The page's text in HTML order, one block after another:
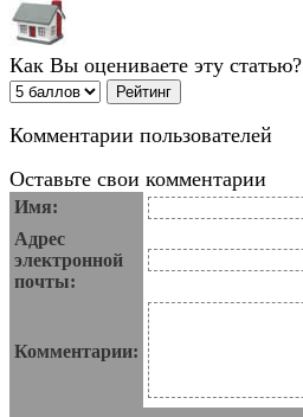
Как Вы оцениваете эту статью?
Комментарии пользователей
Оставьте свои комментарии
Имя:
Адрес
электронной
почты:
Комментарии: